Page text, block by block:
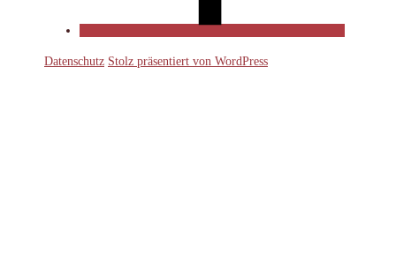
Datenschutz Stolz präsentiert von WordPress